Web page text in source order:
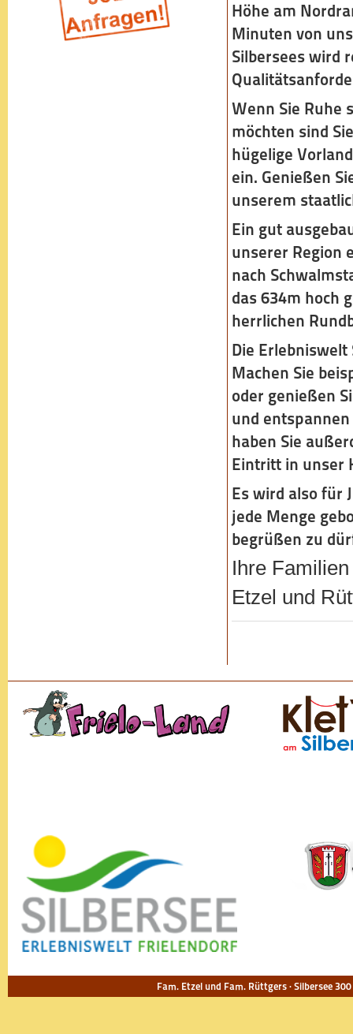
Höhe am
Minuten von
Silbersees wird
Wenn Sie Ruhe
möchten sind
hügelige
ein. Genießen
unserem
Ein gut
unserer Region
nach
das 634m hoch
herrlichen
Die
Machen Sie
oder genießen
und entspannen
haben Sie
Eintritt in unser
Es wird also für
jede Menge
begrüßen zu
Ihre Familien
Etzel und
Fam. Etzel und Fam. Rüttgers · Silbersee